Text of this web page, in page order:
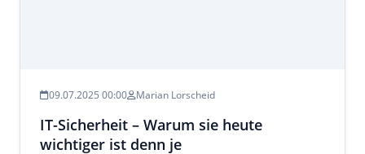
09.07.2025 00:00 Marian Lorscheid
IT-Sicherheit – Warum sie heute
wichtiger ist denn je